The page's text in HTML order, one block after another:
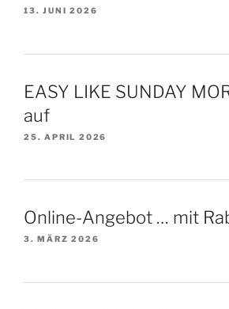
13. JUNI 2026
EASY LIKE SUNDAY
auf
25. APRIL 2026
Online-Angebot … mit
3. MÄRZ 2026